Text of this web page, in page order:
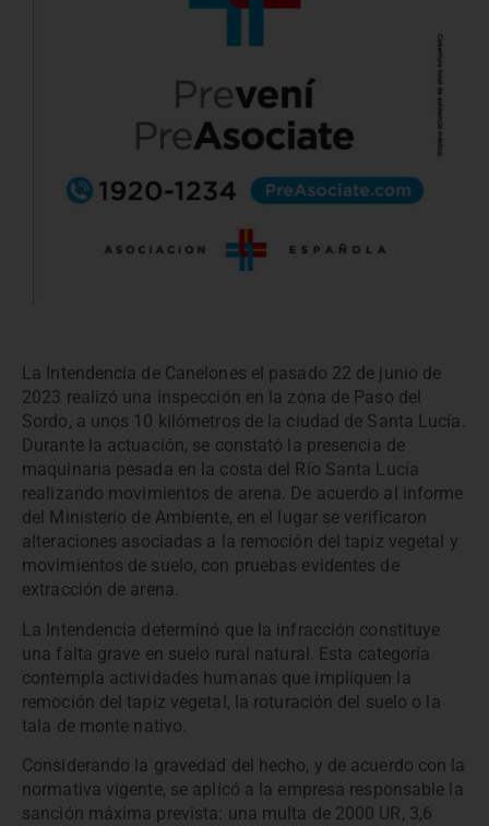
La Intendencia de Canelones el pasado 22 de junio de
2023 realizó una inspección en la zona de Paso del
Sordo, a unos 10 kilómetros de la ciudad de Santa Lucía.
Durante la actuación, se constató la presencia de
maquinaria pesada en la costa del Río Santa Lucía
realizando movimientos de arena. De acuerdo al informe
del Ministerio de Ambiente, en el lugar se verificaron
alteraciones asociadas a la remoción del tapiz vegetal y
movimientos de suelo, con pruebas evidentes de
extracción de arena.
La Intendencia determinó que la infracción constituye
una falta grave en suelo rural natural. Esta categoría
contempla actividades humanas que impliquen la
remoción del tapiz vegetal, la roturación del suelo o la
tala de monte nativo.
Considerando la gravedad del hecho, y de acuerdo con la
normativa vigente, se aplicó a la empresa responsable la
sanción máxima prevista: una multa de 2000 UR, 3,6